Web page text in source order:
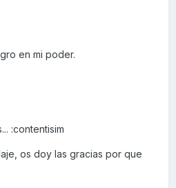
en mi poder.
:contentisim
os doy las gracias por que